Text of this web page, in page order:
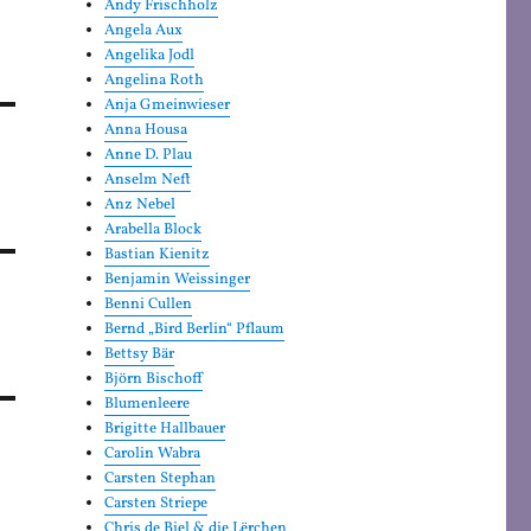
Andy Frischholz
Angela Aux
Angelika Jodl
Angelina Roth
Anja Gmeinwieser
Anna Housa
Anne D. Plau
Anselm Neft
Anz Nebel
Arabella Block
Bastian Kienitz
Benjamin Weissinger
Benni Cullen
Bernd „Bird Berlin“ Pflaum
Bettsy Bär
Björn Bischoff
Blumenleere
Brigitte Hallbauer
Carolin Wabra
Carsten Stephan
Carsten Striepe